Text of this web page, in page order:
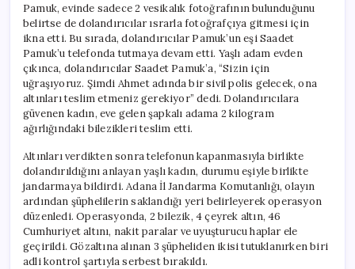
Pamuk, evinde sadece 2 vesikalık fotoğrafının bulunduğunu
belirtse de dolandırıcılar ısrarla fotoğrafçıya gitmesi için
ikna etti. Bu sırada, dolandırıcılar Pamuk’un eşi Saadet
Pamuk’u telefonda tutmaya devam etti. Yaşlı adam evden
çıkınca, dolandırıcılar Saadet Pamuk’a, “Sizin için
uğraşıyoruz. Şimdi Ahmet adında bir sivil polis gelecek, ona
altınları teslim etmeniz gerekiyor” dedi. Dolandırıcılara
güvenen kadın, eve gelen şapkalı adama 2 kilogram
ağırlığındaki bilezikleri teslim etti.
Altınları verdikten sonra telefonun kapanmasıyla birlikte
dolandırıldığını anlayan yaşlı kadın, durumu eşiyle birlikte
jandarmaya bildirdi. Adana İl Jandarma Komutanlığı, olayın
ardından şüphelilerin saklandığı yeri belirleyerek operasyon
düzenledi. Operasyonda, 2 bilezik, 4 çeyrek altın, 46
Cumhuriyet altını, nakit paralar ve uyuşturucu haplar ele
geçirildi. Gözaltına alınan 3 şüpheliden ikisi tutuklanırken biri
adli kontrol şartıyla serbest bırakıldı.